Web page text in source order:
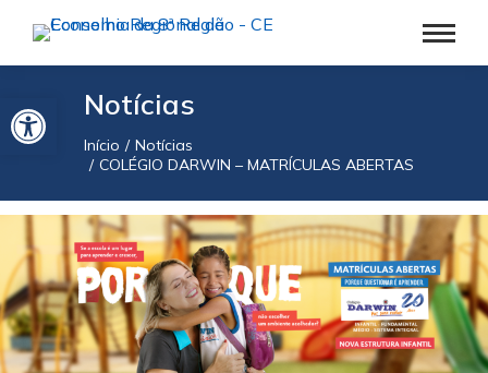
Barra de Ferramentas AbertaNotícias
Você está aqui:
Início
Notícias
COLÉGIO DARWIN – MATRÍCULAS ABERTAS